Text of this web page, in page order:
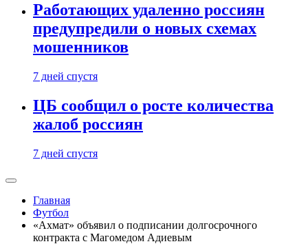
Работающих удаленно россиян
предупредили о новых схемах
мошенников
7 дней спустя
ЦБ сообщил о росте количества
жалоб россиян
7 дней спустя
Главная
Футбол
«Ахмат» объявил о подписании долгосрочного
контракта с Магомедом Адиевым